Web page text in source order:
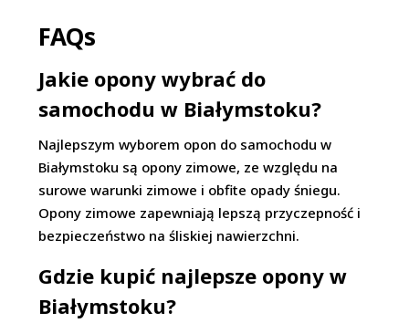
FAQs
Jakie opony wybrać do
samochodu w Białymstoku?
Najlepszym wyborem opon do samochodu w
Białymstoku są opony zimowe, ze względu na
surowe warunki zimowe i obfite opady śniegu.
Opony zimowe zapewniają lepszą przyczepność i
bezpieczeństwo na śliskiej nawierzchni.
Gdzie kupić najlepsze opony w
Białymstoku?